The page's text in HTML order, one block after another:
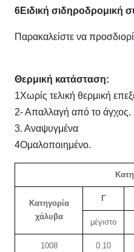
6Ειδική σιδηροδρομική
Παρακαλείστε να
Θερμική κατάσταση:
1Χωρίς τελική θερμική
2- Απαλλαγή από το άγχος.
3. Αναψυγμένα
4Ομαλοποιημένο.
Κατηγορία
χάλυβα
Γ
μέγιστο
1008 0.10